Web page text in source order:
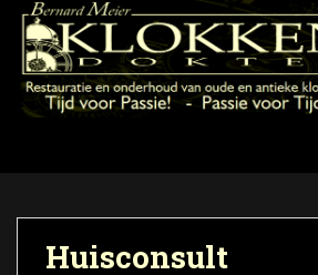
Huisconsult